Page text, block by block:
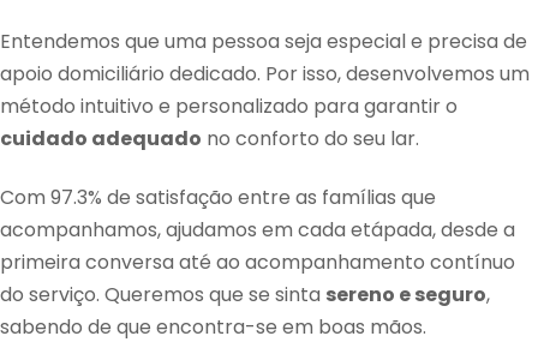
Entendemos que uma pessoa seja especial e precisa de
apoio domiciliário dedicado. Por isso, desenvolvemos um
método intuitivo e personalizado para garantir o
cuidado adequado no conforto do seu lar.
Com 97.3% de satisfação entre as famílias que
acompanhamos, ajudamos em cada etápada, desde a
primeira conversa até ao acompanhamento contínuo
do serviço. Queremos que se sinta sereno e seguro,
sabendo de que encontra-se em boas mãos.